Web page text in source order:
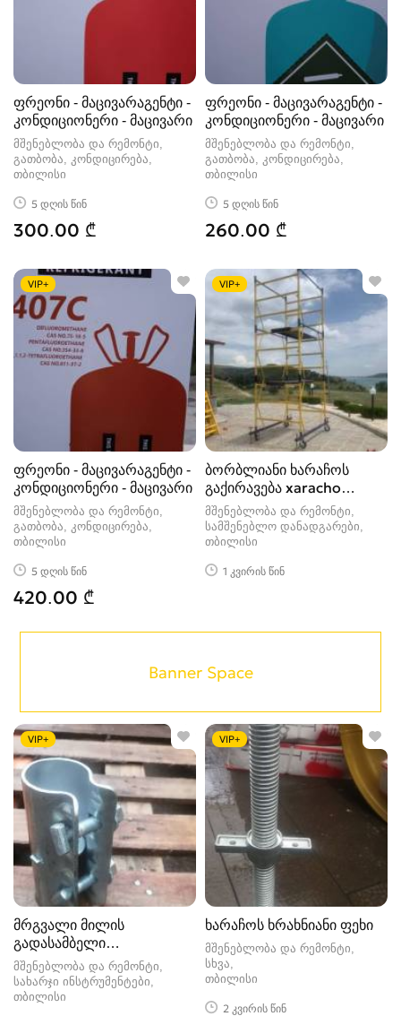
ფრეონი - მაცივარაგენტი -
კონდიციონერი - მაცივარი
მშენებლობა და რემონტი,
გათბობა, კონდიცირება
თბილისი
5 დღის წინ
300.00 ₾
ფრეონი - მაცივარაგენტი -
კონდიციონერი - მაცივარი
მშენებლობა და რემონტი,
გათბობა, კონდიცირება
თბილისი
5 დღის წინ
260.00 ₾
VIP+
ფრეონი - მაცივარაგენტი -
კონდიციონერი - მაცივარი
მშენებლობა და რემონტი,
გათბობა, კონდიცირება
თბილისი
5 დღის წინ
420.00 ₾
VIP+
ბორბლიანი ხარაჩოს
გაქირავება xaracho
ქირით ქირავდე
მშენებლობა და რემონტი,
სამშენებლო დანადგარები
თბილისი
1 კვირის წინ
Banner Space
VIP+
მრგვალი მილის
გადასამბელი
კოლექტორი
მშენებლობა და რემონტი,
სახარჯი ინსტრუმენტები
თბილისი
VIP+
ხარაჩოს ხრახნიანი ფეხი
მშენებლობა და რემონტი,
სხვა
თბილისი
2 კვირის წინ